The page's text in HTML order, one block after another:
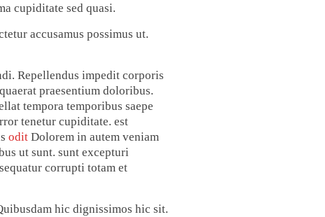
cupiditate sed quasi.
accusamus possimus ut.
Repellendus impedit corporis
praesentium doloribus.
tempora temporibus saepe
tenetur cupiditate. est
odit Dolorem in autem veniam
ut sunt. sunt excepturi
corrupti totam et
hic dignissimos hic sit.